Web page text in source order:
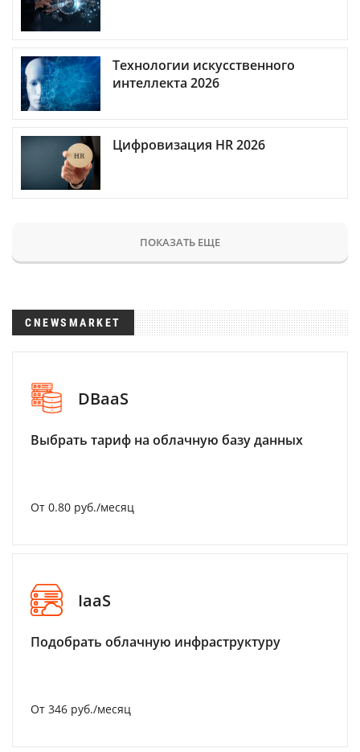
Технологии искусственного
интеллекта 2026
Цифровизация HR 2026
ПОКАЗАТЬ ЕЩЕ
CNEWSMARKET
DBaaS
Выбрать тариф на облачную базу данных
От 0.80 руб./месяц
IaaS
Подобрать облачную инфраструктуру
От 346 руб./месяц